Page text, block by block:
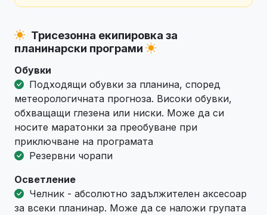
Трисезонна екипировка за
планинарски програми
Обувки
Подходящи обувки за планина, според
метеорологичната прогноза. Високи обувки,
обхващащи глезена или ниски. Може да си
носите маратонки за преобуване при
приключване на програмата
Резервни чорапи
Осветление
Челник - абсолютно задължителен аксесоар
за всеки планинар. Може да се наложи групата